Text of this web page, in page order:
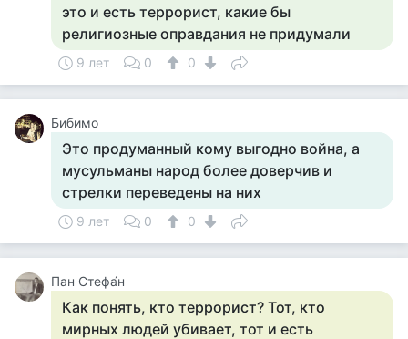
это и есть террорист, какие бы
религиозные оправдания не придумали
9 лет 0 0
Бибимо
Это продуманный кому выгодно война, а
мусульманы народ более доверчив и
стрелки переведены на них
9 лет 0 0
Пан Стефа́н
Как понять, кто террорист? Тот, кто
мирных людей убивает, тот и есть